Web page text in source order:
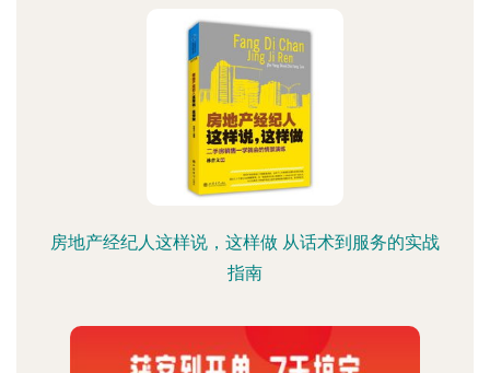
房地产经纪人这样说，这样做 从话术到服务的实战
指南